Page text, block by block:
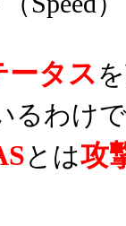
ータス
るわけで
とは攻